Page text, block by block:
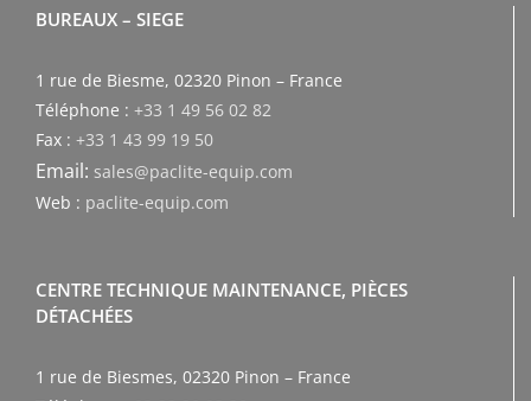
BUREAUX – SIEGE
1 rue de Biesme, 02320 Pinon – France
Téléphone : +33 1 49 56 02 82
Fax : +33 1 43 99 19 50
Email: sales@paclite-equip.com
Web : paclite-equip.com
CENTRE TECHNIQUE MAINTENANCE, PIÈCES
DÉTACHÉES
1 rue de Biesmes, 02320 Pinon – France